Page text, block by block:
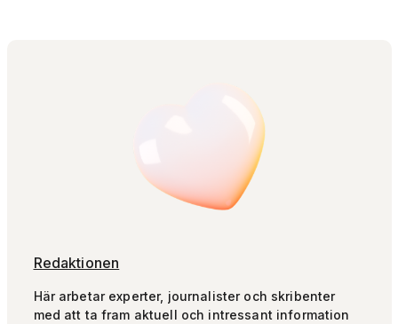
Redaktionen
Här arbetar experter, journalister och skribenter
med att ta fram aktuell och intressant information